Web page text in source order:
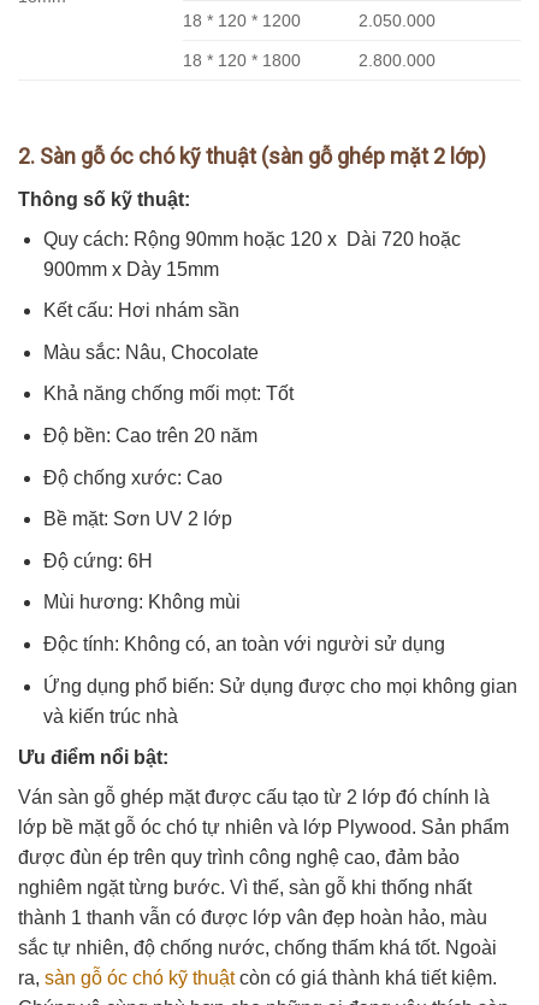
18 * 120 * 1200
2.050.000
18 * 120 * 1800 2.800.000
2. Sàn gỗ óc chó kỹ thuật (sàn gỗ ghép mặt 2 lớp)
Thông số kỹ thuật:
Quy cách: Rộng 90mm hoặc 120 x Dài 720 hoặc
900mm x Dày 15mm
Kết cấu: Hơi nhám sần
Màu sắc: Nâu, Chocolate
Khả năng chống mối mọt: Tốt
Độ bền: Cao trên 20 năm
Độ chống xước: Cao
Bề mặt: Sơn UV 2 lớp
Độ cứng: 6H
Mùi hương: Không mùi
Độc tính: Không có, an toàn với người sử dụng
Ứng dụng phổ biến: Sử dụng được cho mọi không gian
và kiến trúc nhà
Ưu điểm nổi bật:
Ván sàn gỗ ghép mặt được cấu tạo từ 2 lớp đó chính là
lớp bề mặt gỗ óc chó tự nhiên và lớp Plywood. Sản phẩm
được đùn ép trên quy trình công nghệ cao, đảm bảo
nghiêm ngặt từng bước. Vì thế, sàn gỗ khi thống nhất
thành 1 thanh vẫn có được lớp vân đẹp hoàn hảo, màu
sắc tự nhiên, độ chống nước, chống thấm khá tốt. Ngoài
ra, sàn gỗ óc chó kỹ thuậtcòn có giá thành khá tiết kiệm.